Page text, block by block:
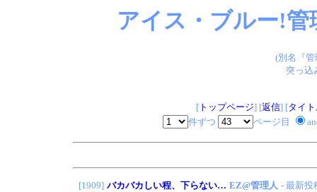
アイス・ブルー!
(別名『
突っ込
[トップページ] [返信] [タイ
件ずつ
ページ目
[1909] バカバカしい程、下らない… EZ@管理人 - 最新投